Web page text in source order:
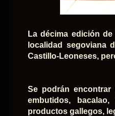
La décima edición
localidad segoviana
Castillo-Leoneses,
Se podrán
embutidos,
productos gallegos,